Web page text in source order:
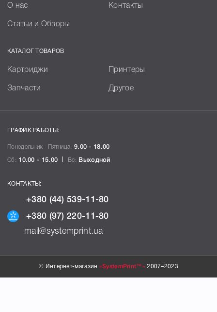
О нас Контакты
Статьи и Обзоры
КАТАЛОГ ТОВАРОВ
Картриджи Принтеры
Запчасти Другое
ГРАФИК РАБОТЫ:
Понедельник - Пятница: 9.00 - 18.00
Сб: 10.00 - 15.00 Вс: Выходной
КОНТАКТЫ:
+380 (44) 539-11-80
+380 (97) 220-11-80
mail@systemprint.ua
© Интернет-магазин «SystemPrint™» 2007–2023